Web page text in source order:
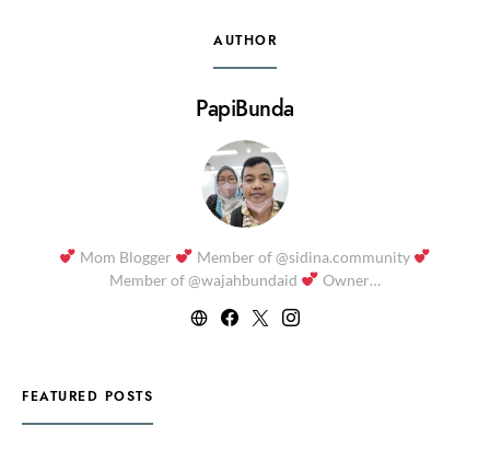
AUTHOR
PapiBunda
Mom Blogger
Member of @sidina.community
Member of @wajahbundaid
Owner…
FEATURED POSTS